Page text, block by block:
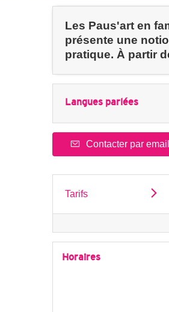
Les Paus'art en
présente une
pratique. À partir
Langues parlées
Contacter par email
Tarifs
Horaires